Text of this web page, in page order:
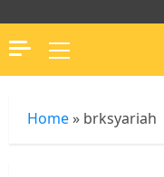
Primary
Menu
Home » brksyariah